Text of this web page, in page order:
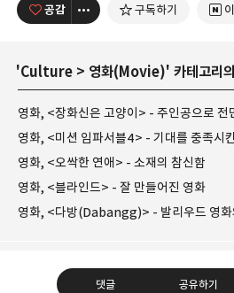
공감 구독하기
'Culture > 영화(Movie)' 카테고리
영화, <장화신은 고양이> - 주인공으로 전
영화, <미션 임파서블4> - 기대를 충족시
영화, <오싹한 연애> - 소재의 참신함
영화, <블라인드> - 잘 만들어진 영화
영화, <다방(Dabangg)> - 발리우드 영화
댓글 공유하기